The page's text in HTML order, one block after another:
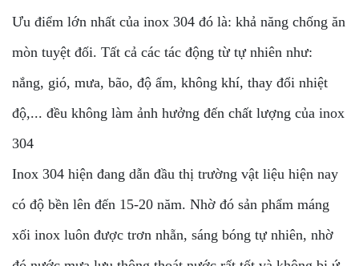
Ưu điểm lớn nhất của inox 304 đó là: khả năng chống ăn
mòn tuyệt đối. Tất cả các tác động từ tự nhiên như:
nắng, gió, mưa, bão, độ ẩm, không khí, thay đổi nhiệt
độ,... đều không làm ảnh hưởng đến chất lượng của inox
304
Inox 304 hiện đang dẫn đầu thị trường vật liệu hiện nay
có độ bền lên đến 15-20 năm. Nhờ đó sản phẩm máng
xối inox luôn được trơn nhẵn, sáng bóng tự nhiên, nhờ